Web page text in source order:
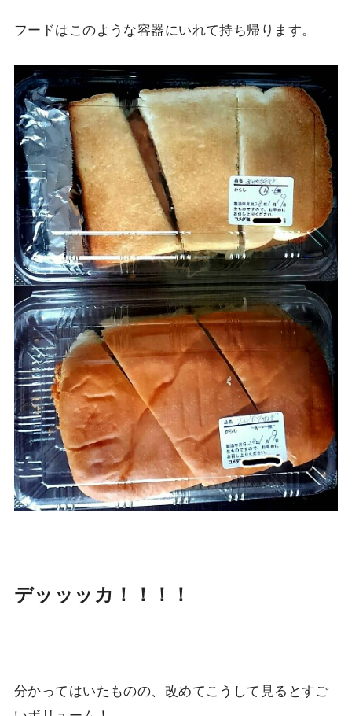
フードはこのような容器にいれて持ち帰ります。
デッッッカ！！！！
分かってはいたものの、改めてこうして見るとすご